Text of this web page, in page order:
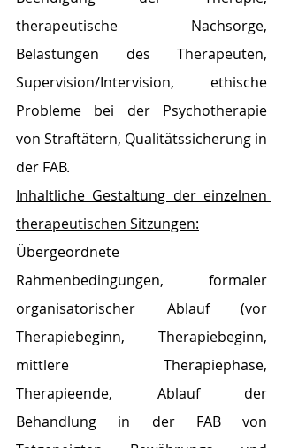
therapeutische Nachsorge,
Belastungen des Therapeuten,
Supervision/Intervision, ethische
Probleme bei der Psychotherapie
von Straftätern, Qualitätssicherung in
der FAB.
Inhaltliche Gestaltung der einzelnen
therapeutischen Sitzungen:
Übergeordnete
Rahmenbedingungen, formaler
organisatorischer Ablauf (vor
Therapiebeginn, Therapiebeginn,
mittlere Therapiephase,
Therapieende, Ablauf der
Behandlung in der FAB von